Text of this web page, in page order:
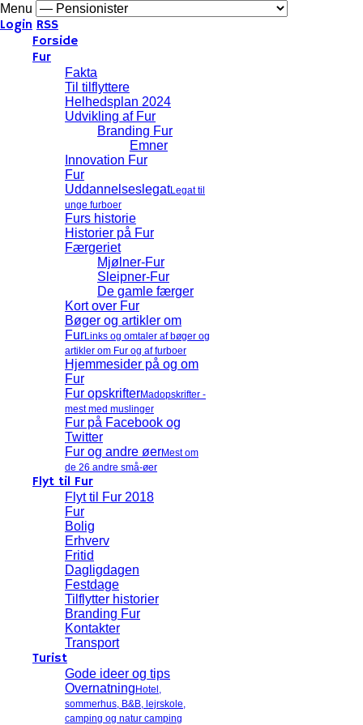
Menu
Login RSS
Forside
Fur
Fakta
Til tilflyttere
Helhedsplan 2024
Udvikling af Fur
Branding Fur
Emner
Innovation Fur
Fur
UddannelseslegatLegat til
unge furboer
Furs historie
Historier på Fur
Færgeriet
Mjølner-Fur
Sleipner-Fur
De gamle færger
Kort over Fur
Bøger og artikler om
FurLinks og omtaler af bøger og
artikler om Fur og af furboer
Hjemmesider på og om
Fur
Fur opskrifterMadopskrifter -
mest med muslinger
Fur på Facebook og
Twitter
Fur og andre øerMest om
de 26 andre små-øer
Flyt til Fur
Flyt til Fur 2018
Fur
Bolig
Erhverv
Fritid
Dagligdagen
Festdage
Tilflytter historier
Branding Fur
Kontakter
Transport
Turist
Gode ideer og tips
Overnatning Hotel,
sommerhus, B&B, lejrskole,
camping og natur camping